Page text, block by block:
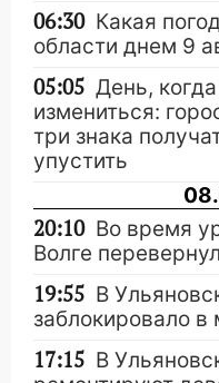
06:30 Какая
области днем 9
05:05 День,
измениться:
три знака
упустить
20:10 Во время
Волге
19:55 В
заблокировало
17:15 В